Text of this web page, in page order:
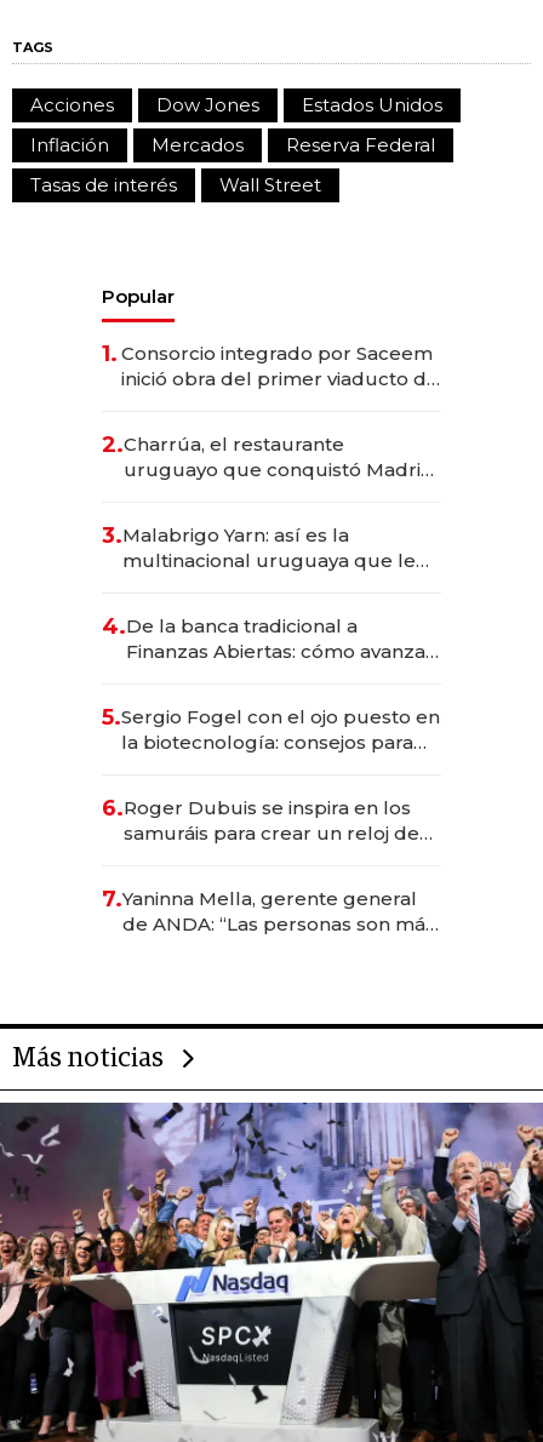
TAGS
Acciones Dow Jones
Estados Unidos
Inflación
Mercados
Reserva Federal
Tasas de interés
Wall Street
Popular
1. Consorcio integrado por Saceem
inició obra del primer viaducto de
millones
2.Charrúa, el restaurante
uruguayo que conquistó Madrid:
anticipación y prepara apertura
3.Malabrigo Yarn: así es la
multinacional uruguaya que le
4.De la banca tradicional a
Finanzas Abiertas: cómo avanza
5.Sergio Fogel con el ojo puesto en
la biotecnología: consejos para
6.Roger Dubuis se inspira en los
samuráis para crear un reloj de
7.Yaninna Mella, gerente general
de ANDA: “Las personas son más
Más noticias